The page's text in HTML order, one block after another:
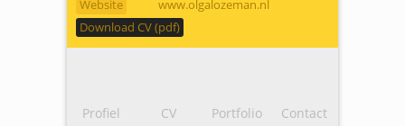
Website
www.olgalozeman.nl
Download CV (pdf)
Profiel CV Portfolio Contact